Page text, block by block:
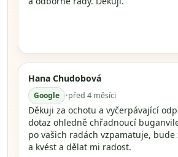
Hana Chudobová
Google •před 4 měsíci
Děkuji za ochotu a vyčerpávající
dotaz ohledně chřadnoucí
po vašich radách vzpamatuje, bude
a kvést a dělat mi radost.